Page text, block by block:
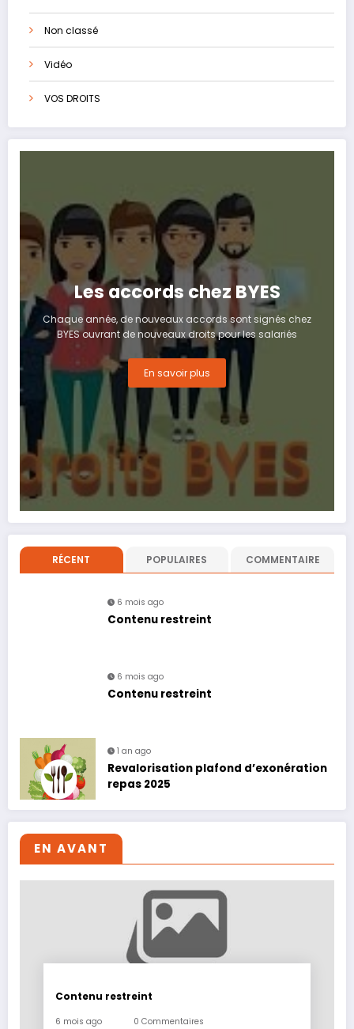
Non classé
Vidéo
VOS DROITS
Les accords chez BYES
Chaque année, de nouveaux accords sont signés chez
BYES ouvrant de nouveaux droits pour les salariés
En savoir plus
RÉCENT POPULAIRES COMMENTAIRE
6 mois ago
Contenu restreint
6 mois ago
Contenu restreint
1 an ago
Revalorisation plafond d’exonération
repas 2025
EN AVANT
Contenu restreint
6 mois ago 0 Commentaires